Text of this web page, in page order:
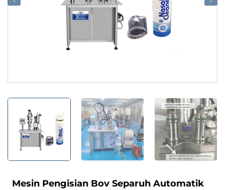
Mesin Pengisian Bov Separuh Automatik